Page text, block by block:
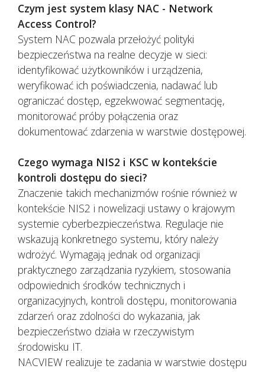
Czym jest system klasy NAC - Network
Access Control?
System NAC pozwala przełożyć polityki
bezpieczeństwa na realne decyzje w sieci:
identyfikować użytkowników i urządzenia,
weryfikować ich poświadczenia, nadawać lub
ograniczać dostęp, egzekwować segmentację,
monitorować próby połączenia oraz
dokumentować zdarzenia w warstwie dostępowej.
Czego wymaga NIS2 i KSC w kontekście
kontroli dostępu do sieci?
Znaczenie takich mechanizmów rośnie również w
kontekście NIS2 i nowelizacji ustawy o krajowym
systemie cyberbezpieczeństwa. Regulacje nie
wskazują konkretnego systemu, który należy
wdrożyć. Wymagają jednak od organizacji
praktycznego zarządzania ryzykiem, stosowania
odpowiednich środków technicznych i
organizacyjnych, kontroli dostępu, monitorowania
zdarzeń oraz zdolności do wykazania, jak
bezpieczeństwo działa w rzeczywistym
środowisku IT.
NACVIEW realizuje te zadania w warstwie dostępu